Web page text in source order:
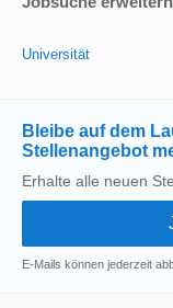
Universität
Bleibe auf dem
Stellenangebot
Erhalte alle neuen
E-Mails können jederzeit